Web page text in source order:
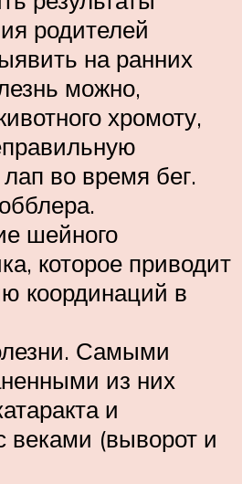
родителей
на ранних
можно,
хромоту,
лап во время бег.
шейного
которое приводит
координаций в
Самыми
из них
и
веками (выворот и